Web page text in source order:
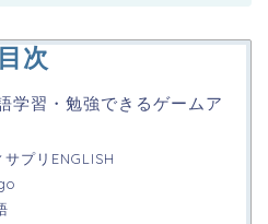
目次
学習・勉強できるゲームア
サプリENGLISH